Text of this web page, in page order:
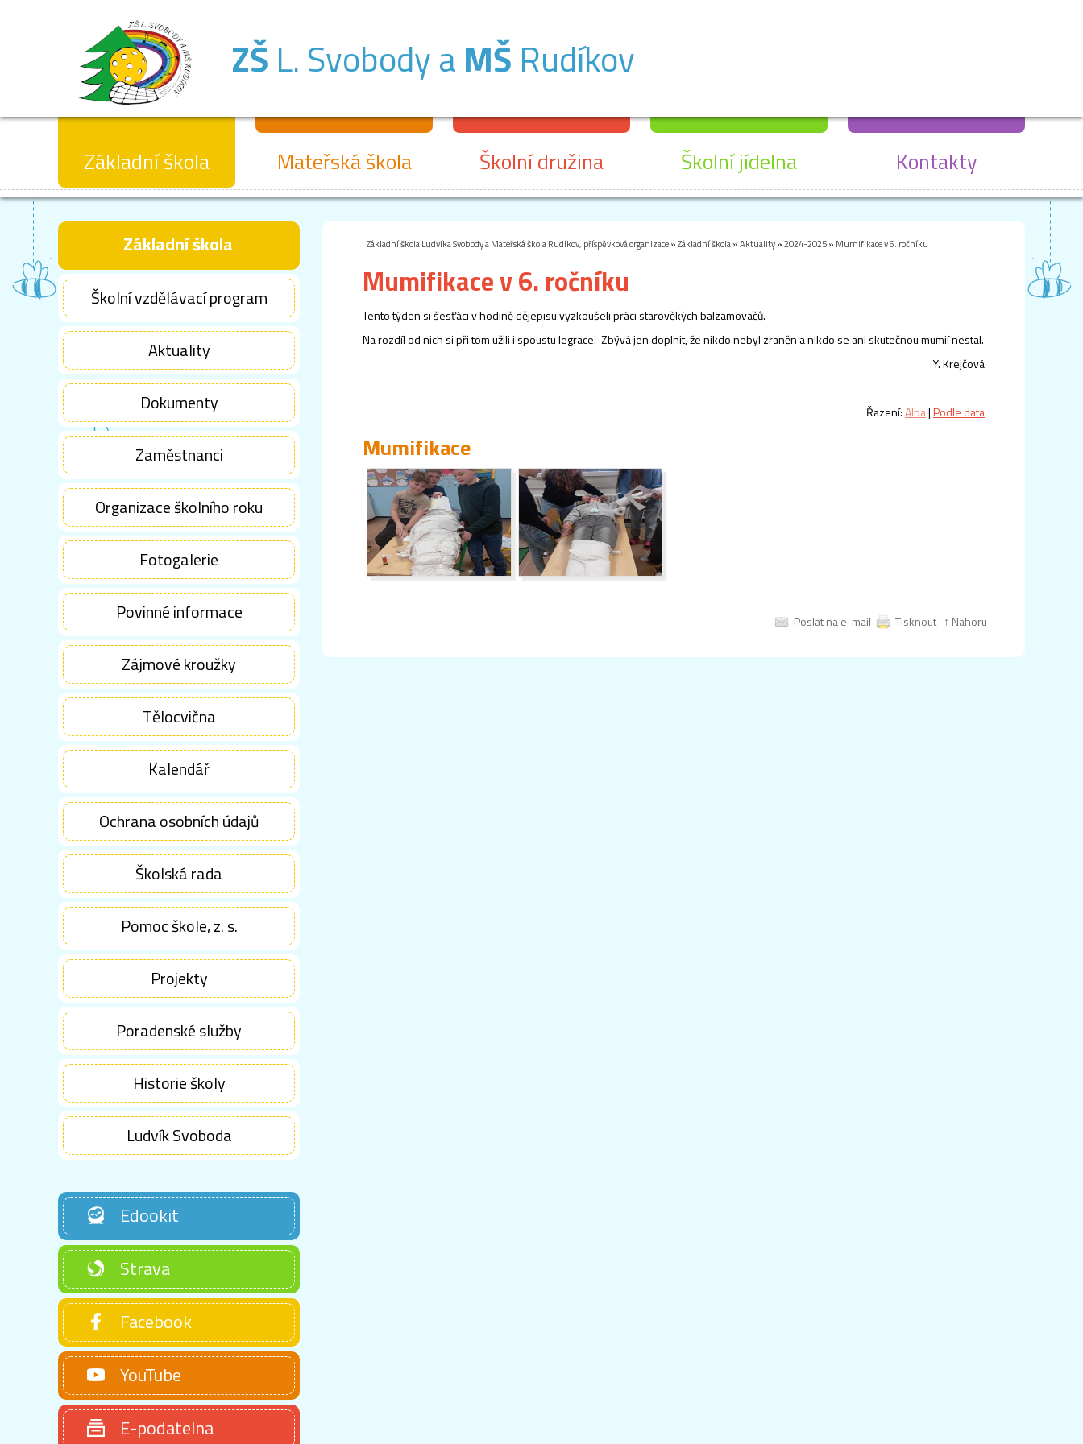
ZŠ L. Svobody aMŠ Rudíkov
Základní škola Mateřská škola Školní družina Školní jídelna Kontakty
Základní škola Ludvíka Svobody a Mateřská škola Rudíkov, příspěvková organizace»Základní škola»Aktuality»2024-2025» Mumifikace v 6. ročníku
Mumifikace v 6. ročníku
Tento týden si šesťáci v hodině dějepisu vyzkoušeli práci starověkých balzamovačů.
Na rozdíl od nich si při tom užili i spoustu legrace. Zbývá jen doplnit, že nikdo nebyl zraněn a nikdo se ani skutečnou mumií nestal.
Y. Krejčová
Řazení:Alba|Podle data
Mumifikace
Poslat na e-mail Tisknout ↑ Nahoru
Základní škola
Školní vzdělávací program
Aktuality
Dokumenty
Zaměstnanci
Organizace školního roku
Fotogalerie
Povinné informace
Zájmové kroužky
Tělocvična
Kalendář
Ochrana osobních údajů
Školská rada
Pomoc škole, z. s.
Projekty
Poradenské služby
Historie školy
Ludvík Svoboda
Edookit
Strava
Facebook
YouTube
E-podatelna